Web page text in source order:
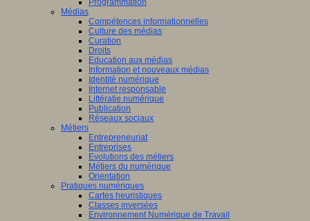
Programmation
Médias
Compétences informationnelles
Culture des médias
Curation
Droits
Education aux médias
Information et nouveaux médias
Identité numérique
Internet responsable
Littératie numérique
Publication
Réseaux sociaux
Métiers
Entrepreneuriat
Entreprises
Evolutions des métiers
Métiers du numérique
Orientation
Pratiques numériques
Cartes heuristiques
Classes inversées
Environnement Numérique de Travail